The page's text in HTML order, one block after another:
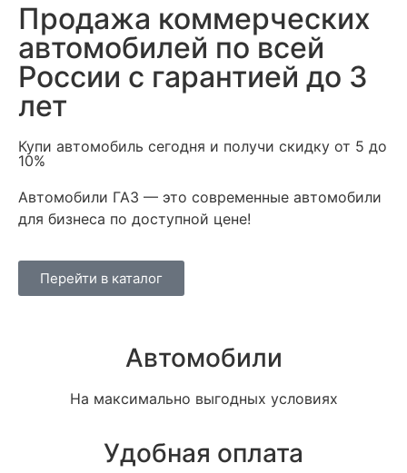
Продажа коммерческих
автомобилей по всей
России с гарантией до 3
лет
Купи автомобиль сегодня и получи скидку от 5 до
10%
Автомобили ГАЗ — это современные автомобили
для бизнеса по доступной цене!
Перейти в каталог
Автомобили
На максимально выгодных условиях
Удобная оплата